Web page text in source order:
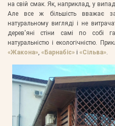
на свій смак. Як, наприклад, у
Але все ж більшість вважає
натуральному вигляді і не
дерев'яні стіни самі по собі
натуральністю і екологічністю.
«Жакона», «Барнабіс» і «Сільва».